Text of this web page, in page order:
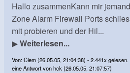
Hallo zusammenKann mir
Zone Alarm Firewall Ports
mit probieren und der Hil...
▶Weiterlesen...
Von: Clem (26.05.05, 21:04:38) - 2.441x gelesen.
eine Antwort von hck (26.05.05, 21:07:57)